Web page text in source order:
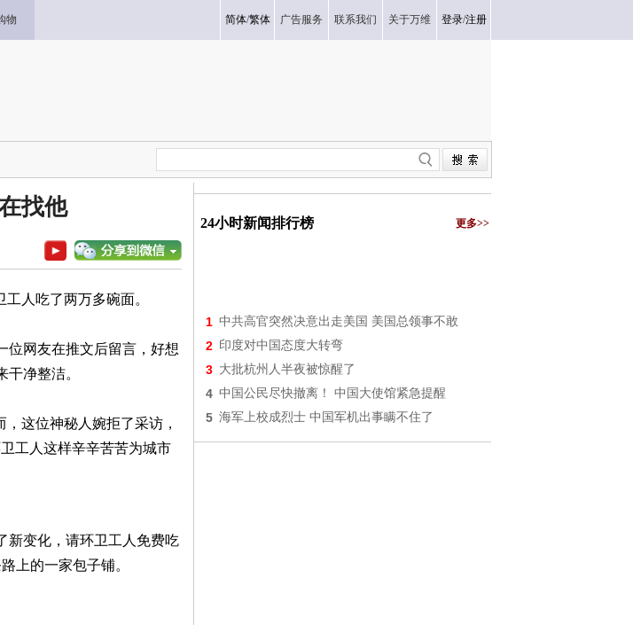
物 简体/繁体 广告服务 联系我们 关于万维 登录/注册
找他
人吃了两万多碗面。
位网友在推文后留言，好想
净整洁。
这位神秘人婉拒了采访，
工人这样辛辛苦苦为城市
新变化，请环卫工人免费吃
上的一家包子铺。
24小时新闻排行榜 更多>>
1 中共高官突然决意出走美国 美国总领事不敢
2 印度对中国态度大转弯
3 大批杭州人半夜被惊醒了
4 中国公民尽快撤离！ 中国大使馆紧急提醒
5 海军上校成烈士 中国军机出事瞒不住了